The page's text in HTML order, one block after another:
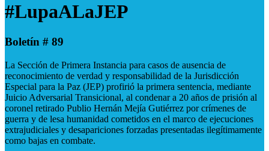
#LupaALaJEP
Boletín # 89
La Sección de Primera Instancia para casos de ausencia de
reconocimiento de verdad y responsabilidad de la Jurisdicción
Especial para la Paz (JEP) profirió la primera sentencia, mediante
Juicio Adversarial Transicional, al condenar a 20 años de prisión al
coronel retirado Publio Hernán Mejía Gutiérrez por crímenes de
guerra y de lesa humanidad cometidos en el marco de ejecuciones
extrajudiciales y desapariciones forzadas presentadas ilegítimamente
como bajas en combate.